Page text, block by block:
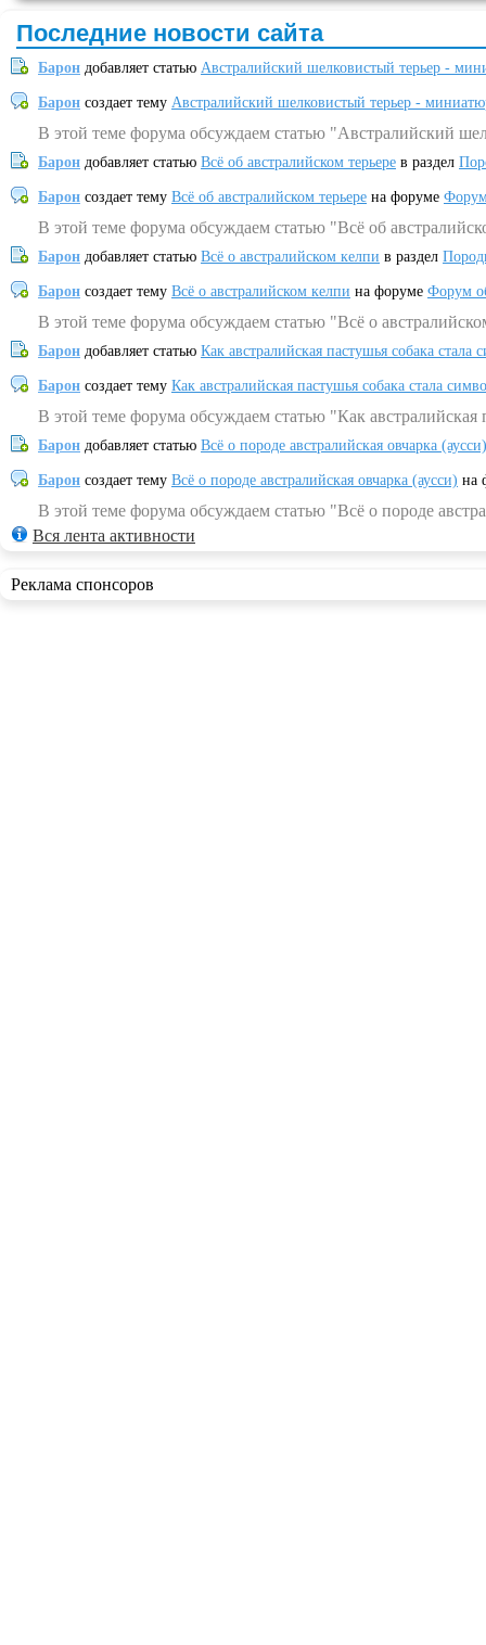
Последние новости сайта
Барон добавляет статью Австралийский шелковистый терьер -
Барон создает тему Австралийский шелковистый терьер -
В этой теме форума обсуждаем статью "Австралийский
Барон добавляет статью Всё об австралийском терьере в раздел
Барон создает тему Всё об австралийском терьере на форуме
В этой теме форума обсуждаем статью "Всё об
Барон добавляет статью Всё о австралийском келпи в раздел
Барон создает тему Всё о австралийском келпи на форуме Форум
В этой теме форума обсуждаем статью "Всё о
Барон добавляет статью Как австралийская пастушья собака
Барон создает тему Как австралийская пастушья собака стала
В этой теме форума обсуждаем статью "Как
Барон добавляет статью Всё о породе австралийская овчарка (аусси)
Барон создает тему Всё о породе австралийская овчарка (аусси) на
В этой теме форума обсуждаем статью "Всё о породе
Вся лента активности
Реклама спонсоров